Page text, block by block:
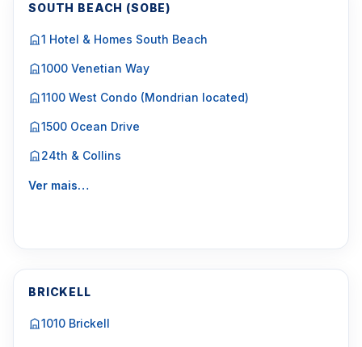
SOUTH BEACH (SOBE)
1 Hotel & Homes South Beach
1000 Venetian Way
1100 West Condo (Mondrian located)
1500 Ocean Drive
24th & Collins
Ver mais…
BRICKELL
1010 Brickell